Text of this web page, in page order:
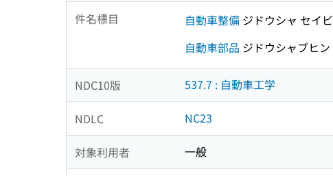
件名標目 自動車整備 ジドウシャ セイビ
自動車部品 ジドウシャブヒン
NDC10版 537.7 : 自動車工学
NDLC NC23
対象利用者 一般